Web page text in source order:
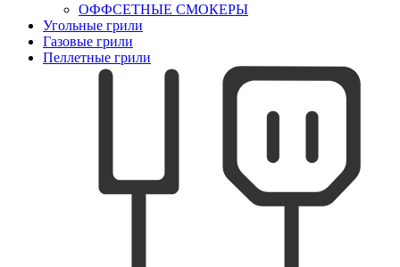
ОФФСЕТНЫЕ СМОКЕРЫ
Угольные грили
Газовые грили
Пеллетные грили